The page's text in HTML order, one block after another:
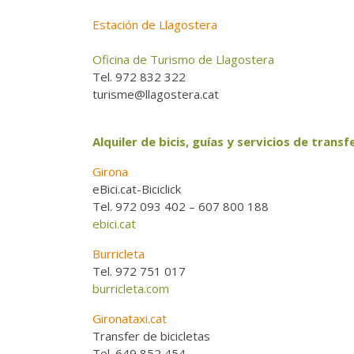
Estación de Llagostera
Oficina de Turismo de Llagostera
Tel. 972 832 322
turisme@llagostera.cat
Alquiler de bicis, guías y servicios de
Girona
eBici.cat-Biciclick
Tel. 972 093 402 – 607 800 188
ebici.cat
Burricleta
Tel. 972 751 017
burricleta.com
Gironataxi.cat
Transfer de bicicletas